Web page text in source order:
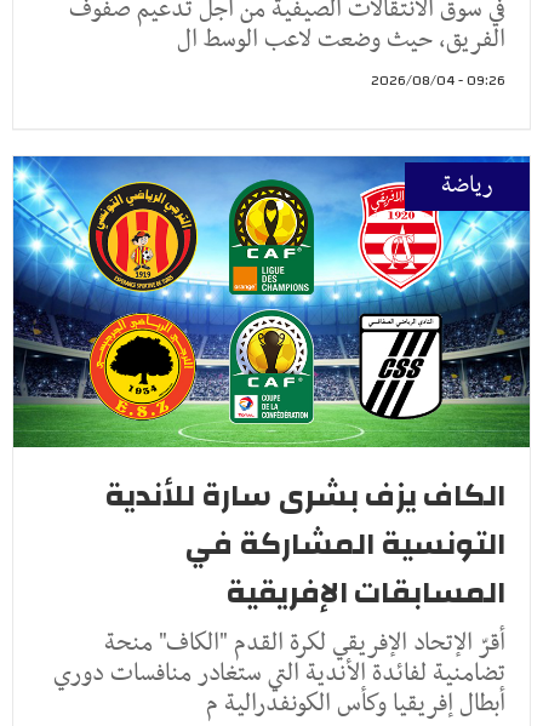
في سوق الانتقالات الصيفية من أجل تدعيم صفوف
الفريق، حيث وضعت لاعب الوسط ال
09:26 - 2026/08/04
رياضة
الكاف يزف بشرى سارة للأندية
التونسية المشاركة في
المسابقات الإفريقية
أقرّ الإتحاد الإفريقي لكرة القدم "الكاف" منحة
تضامنية لفائدة الأندية التي ستغادر منافسات دوري
أبطال إفريقيا وكأس الكونفدرالية م